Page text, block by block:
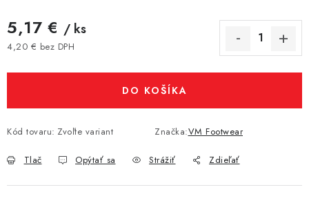
5,17 € / ks
4,20 € bez DPH
DO KOŠÍKA
Kód tovaru: Zvoľte variant Značka:VM Footwear
Tlač Opýtať sa Strážiť Zdieľať